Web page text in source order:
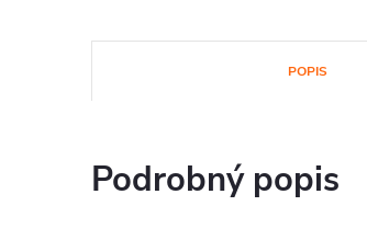
POPIS
Podrobný popis